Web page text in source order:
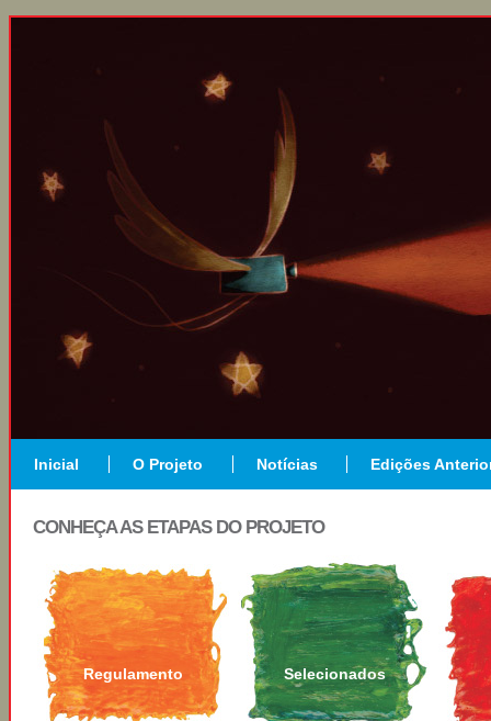
Inicial O Projeto Notícias Edições
CONHEÇA AS ETAPAS DO PROJETO
Regulamento Selecionados